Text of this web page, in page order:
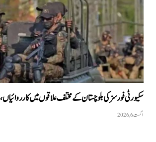
سکیورٹی فورسز کی بلوچستان کے مختلف علاقوں میں کارروائیاں ، 12 دہشت گرد ہلاک
اگست 6, 2026